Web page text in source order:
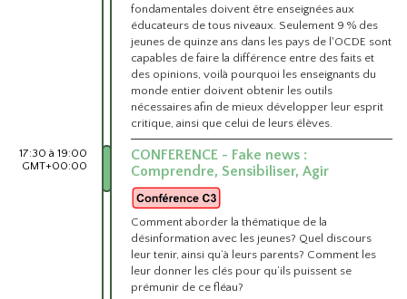
fondamentales doivent être enseignées aux
éducateurs de tous niveaux. Seulement 9 % des
jeunes de quinze ans dans les pays de l'OCDE sont
capables de faire la différence entre des faits et
des opinions, voilà pourquoi les enseignants du
monde entier doivent obtenir les outils
nécessaires afin de mieux développer leur esprit
critique, ainsi que celui de leurs élèves.
17:30 à 19:00
GMT+00:00
CONFERENCE - Fake news :
Comprendre, Sensibiliser, Agir
Comment aborder la thématique de la
désinformation avec les jeunes? Quel discours
leur tenir, ainsi qu‘à leurs parents? Comment les
leur donner les clés pour qu’ils puissent se
prémunir de ce fléau?